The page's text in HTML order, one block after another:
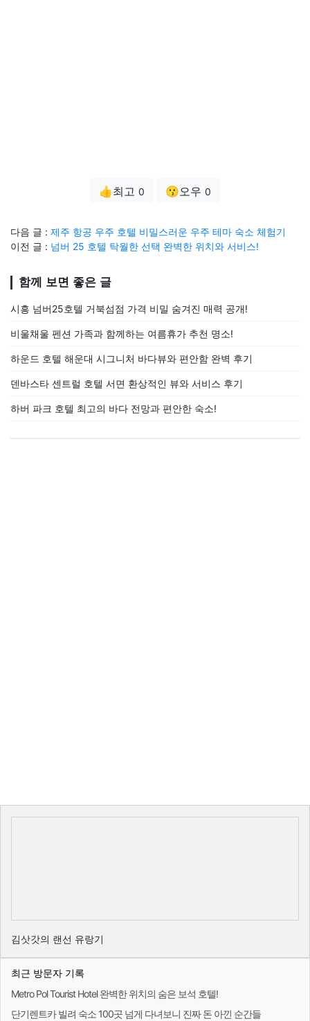
👍최고 0 😗오우 0
다음 글 : 제주 항공 우주 호텔 비밀스러운 우주 테마 숙소 체험기
이전 글 : 넘버 25 호텔 탁월한 선택 완벽한 위치와 서비스!
함께 보면 좋은 글
시흥 넘버25호텔 거북섬점 가격 비밀 숨겨진 매력 공개!
비울채울 펜션 가족과 함께하는 여름휴가 추천 명소!
하운드 호텔 해운대 시그니처 바다뷰와 편안함 완벽 후기
덴바스타 센트럴 호텔 서면 환상적인 뷰와 서비스 후기
하버 파크 호텔 최고의 바다 전망과 편안한 숙소!
김삿갓의 랜선 유랑기
최근 방문자 기록
Metro Pol Tourist Hotel 완벽한 위치의 숨은 보석 호텔!
단기렌트카 빌려 숙소 100곳 넘게 다녀보니 진짜 돈 아낀 순간들